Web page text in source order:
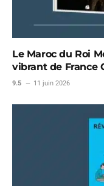
Le Maroc du Roi
vibrant de France
9.5 11 juin 2026